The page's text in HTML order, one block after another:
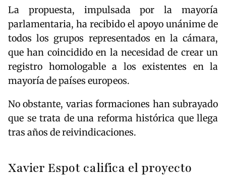
La propuesta, impulsada por la mayoría
parlamentaria, ha recibido el apoyo unánime de
todos los grupos representados en la cámara,
que han coincidido en la necesidad de crear un
registro homologable a los existentes en la
mayoría de países europeos.
No obstante, varias formaciones han subrayado
que se trata de una reforma histórica que llega
tras años de reivindicaciones.
Xavier Espot califica el proyecto